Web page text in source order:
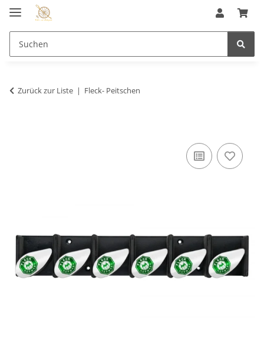
Zurück zur Liste Fleck- Peitschen